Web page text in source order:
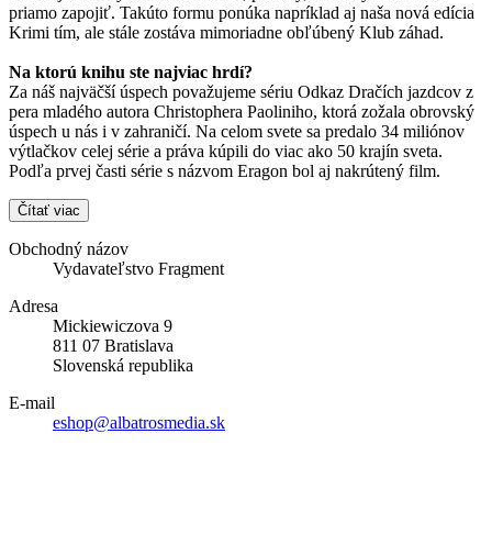
priamo zapojiť. Takúto formu ponúka napríklad aj naša nová edícia
Krimi tím, ale stále zostáva mimoriadne obľúbený Klub záhad.
Na ktorú knihu ste najviac hrdí?
Za náš najväčší úspech považujeme sériu Odkaz Dračích jazdcov z
pera mladého autora Christophera Paoliniho, ktorá zožala obrovský
úspech u nás i v zahraničí. Na celom svete sa predalo 34 miliónov
výtlačkov celej série a práva kúpili do viac ako 50 krajín sveta.
Podľa prvej časti série s názvom Eragon bol aj nakrútený film.
Čítať viac
Obchodný názov
Vydavateľstvo Fragment
Adresa
Mickiewiczova 9
811 07 Bratislava
Slovenská republika
E-mail
eshop@albatrosmedia.sk